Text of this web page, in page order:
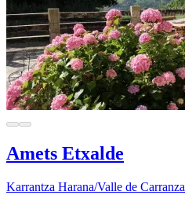
Amets Etxalde
Karrantza Harana/Valle de Carranza